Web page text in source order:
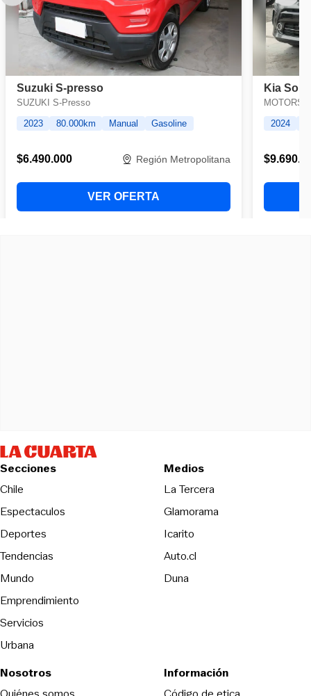
Secciones
Chile
Espectaculos
Deportes
Tendencias
Mundo
Emprendimiento
Servicios
Urbana
Medios
La TerceraOpens in new
Glamorama
Icarito
Auto.cl
DunaOpens in new window
Nosotros
Información